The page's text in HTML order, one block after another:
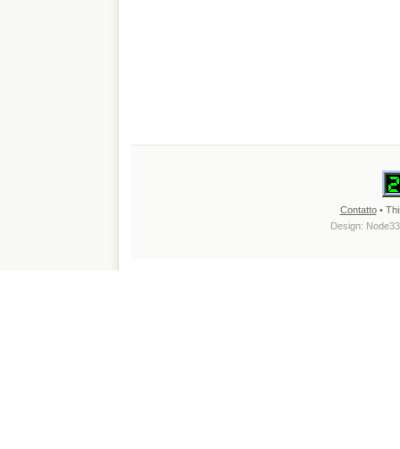
Contatto•
Design: Node33